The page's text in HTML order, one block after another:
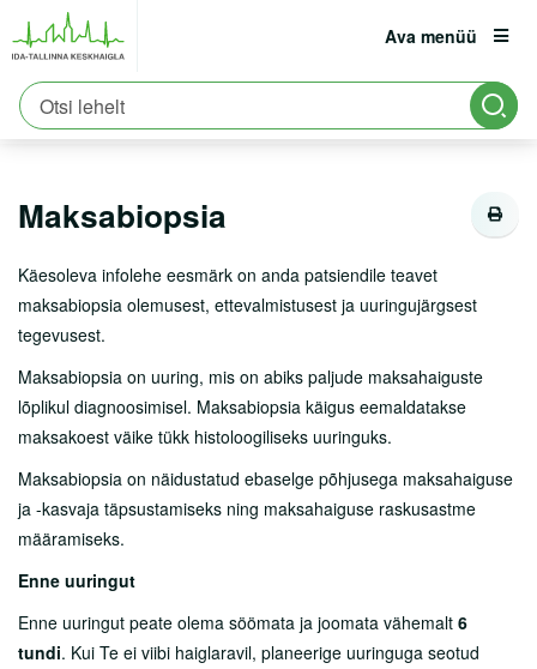
Ava menüü
est
Erakorraline abi
Asukoht ja parkimine
Tervisekool
Viirushaiguste info
Vastuvõtule tulemine
Haiglasse tulek
Lähedasele
Arstid
Sotsiaalnõustamine
6661900
Avaleht
Protseduurid
Maksabiopsia
Käesoleva infolehe eesmärk on anda patsiendile teavet
maksabiopsia olemusest, ettevalmistusest ja uuringujärgsest
tegevusest.
Maksabiopsia on uuring, mis on abiks paljude maksahaiguste
lõplikul diagnoosimisel. Maksabiopsia käigus eemaldatakse
maksakoest väike tükk histoloogiliseks uuringuks.
Maksabiopsia on näidustatud ebaselge põhjusega maksahaiguse
ja -kasvaja täpsustamiseks ning maksahaiguse raskusastme
määramiseks.
Enne uuringut
Enne uuringut peate olema söömata ja joomata vähemalt 6
tundi. Kui Te ei viibi haiglaravil, planeerige uuringuga seotud